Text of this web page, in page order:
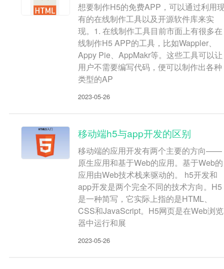
想要制作H5的免费APP，可以通过利用
有的在线制作工具以及开源软件库来实
现。1. 在线制作工具目前市面上有很多在
线制作H5 APP的工具，比如Wappler、
Appy Pie、AppMakr等。这些工具可以让
用户不需要编写代码，便可以制作出各种
类型的AP
2023-05-26
移动端h5与app开发的区别
移动端的应用开发有两个主要的方向——
原生应用和基于Web的应用。基于Web的
应用由Web技术栈来驱动的。 h5开发和
app开发是两个完全不同的技术方向。H5
是一种简写，它实际上指的是HTML、
CSS和JavaScript。H5网页是在Web浏览
器中运行和展
2023-05-26